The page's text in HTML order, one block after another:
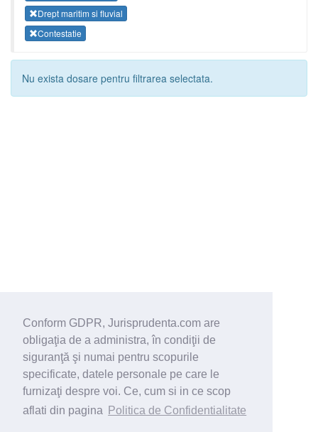
Conform GDPR, Jurisprudenta.com are
obligaţia de a administra, în condiţii de
siguranţă şi numai pentru scopurile
specificate, datele personale pe care le
furnizaţi despre voi. Ce, cum si in ce scop
aflati din pagina
Politica de Confidentialitate
Drept maritim si fluvial
Contestatie
Nu exista dosare pentru filtrarea selectata.